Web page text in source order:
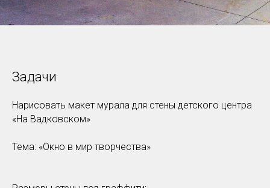
Задачи
Нарисовать макет мурала для стены детского центра
«На Вадковском»
Тема: «Окно в мир творчества»